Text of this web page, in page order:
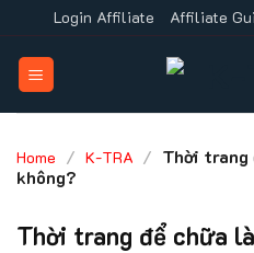
to
content
Login Affiliate Affiliate
Home / K-TRA / Thời trang
không?
Thời trang để chữa